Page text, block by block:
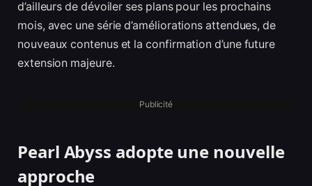
d’ailleurs de dévoiler ses plans pour les prochains
mois, avec une série d’améliorations attendues, de
nouveaux contenus et la confirmation d’une future
extension majeure.
Publicité
Pearl Abyss adopte une nouvelle
approche